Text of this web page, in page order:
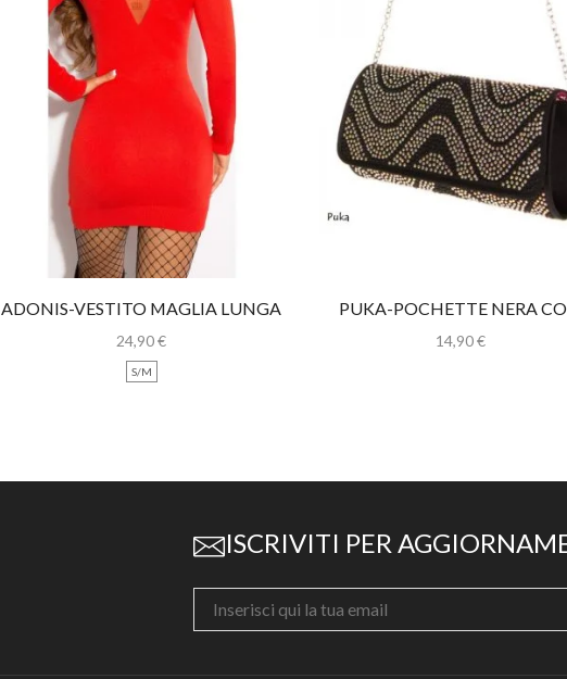
ADONIS-VESTITO MAGLIA LUNGA
CON STRASS
24,90€
S/M
PUKA-POCHETTE NERA
STRASS
14,90€
ISCRIVITI PER